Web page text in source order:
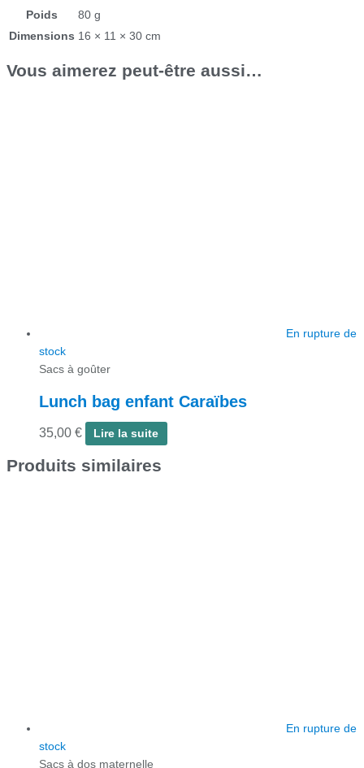
Poids
80 g
Dimensions 16 × 11 × 30 cm
Vous aimerez peut-être aussi…
En rupture de
stock
Sacs à goûter
Lunch bag enfant Caraïbes
35,00 € Lire la suite
Produits similaires
En rupture de
stock
Sacs à dos maternelle